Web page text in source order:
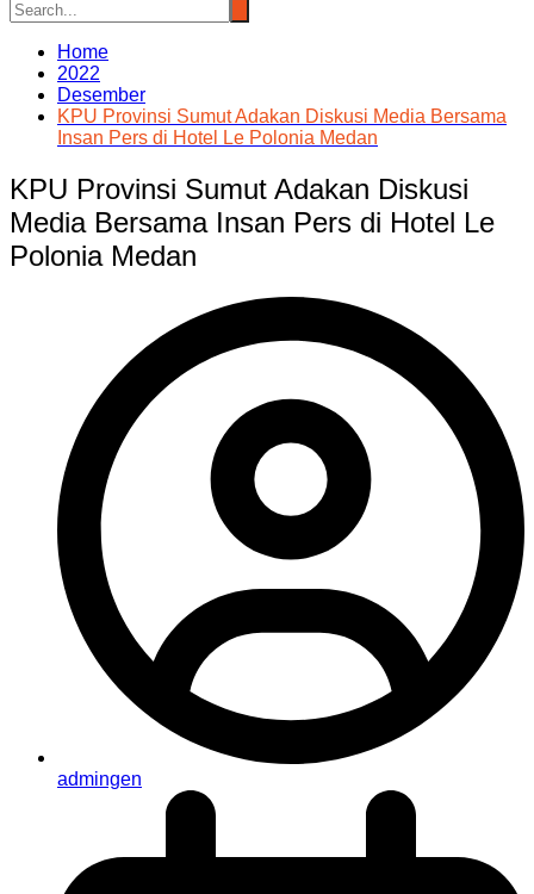
Home
2022
Desember
KPU Provinsi Sumut Adakan Diskusi Media Bersama
Insan Pers di Hotel Le Polonia Medan
KPU Provinsi Sumut Adakan Diskusi
Media Bersama Insan Pers di Hotel Le
Polonia Medan
admingen